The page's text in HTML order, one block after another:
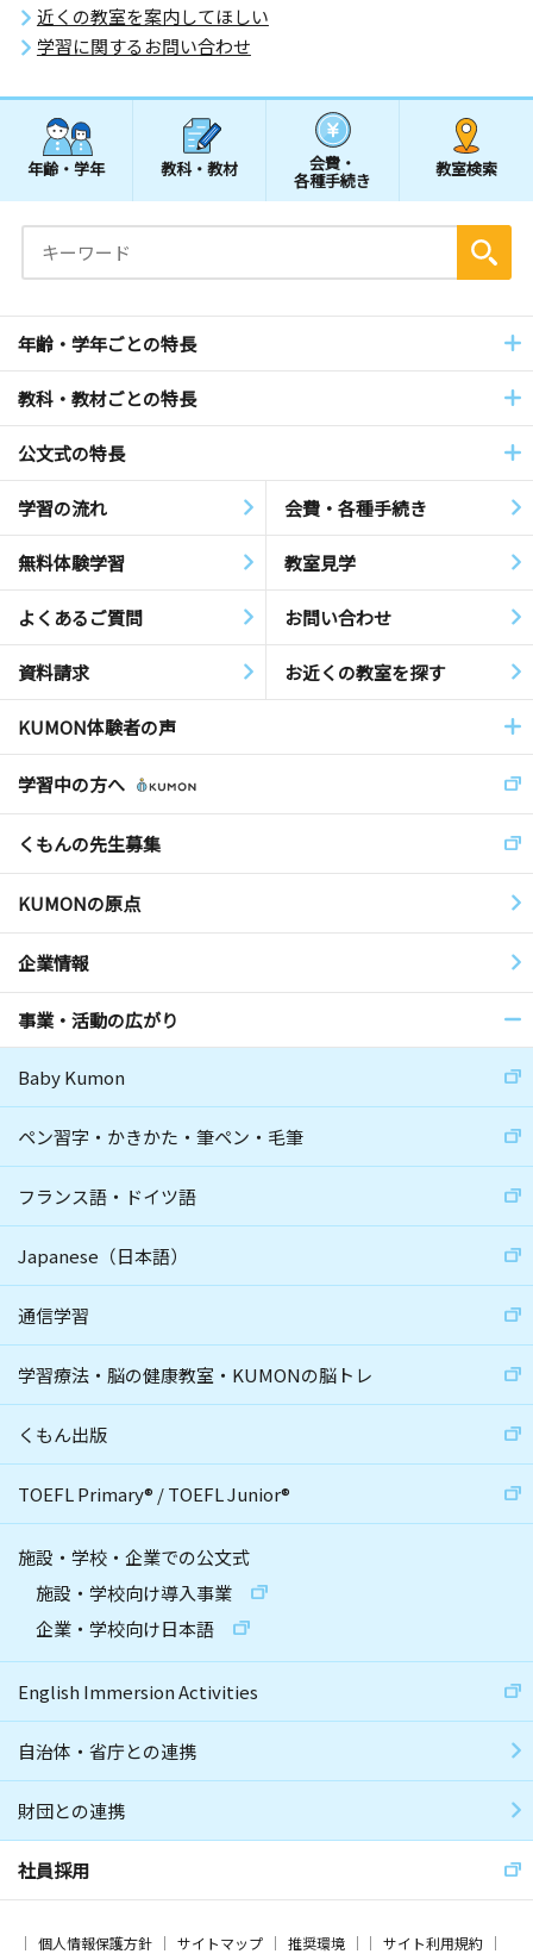
近くの教室を案内してほしい
学習に関するお問い合わせ
年齢・学年 教科・教材 会費・
各種手続き
教室検索
年齢・学年ごとの特長
教科・教材ごとの特長
公文式の特長
学習の流れ 会費・各種手続き
無料体験学習 教室見学
よくあるご質問 お問い合わせ
資料請求 お近くの教室を探す
KUMON体験者の声
学習中の方へ
くもんの先生募集
KUMONの原点
企業情報
事業・活動の広がり
Baby Kumon
ペン習字・かきかた・筆ペン・毛筆
フランス語・ドイツ語
Japanese（日本語）
通信学習
学習療法・脳の健康教室・KUMONの脳トレ
くもん出版
TOEFL Primary® /TOEFL Junior®
施設・学校・企業での公文式
施設・学校向け導入事業
企業・学校向け日本語
English Immersion Activities
自治体・省庁との連携
財団との連携
社員採用
個人情報保護方針 サイトマップ 推奨環境 サイト利用規約